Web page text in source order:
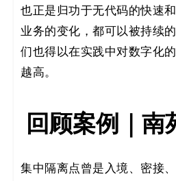
代
码
例
白
皮
也正是归功于无代码的快速
业务的变化，都可以被持续
们也得以在实践中对数字化
越高。
回顾案例｜南
集中隔离点曾是入境、密接